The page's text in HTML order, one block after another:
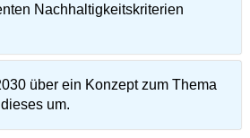
Nachhaltigkeitskriterien
über ein Konzept zum Thema
um.